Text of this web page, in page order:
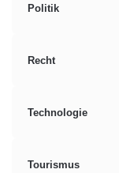
Politik
Recht
Technologie
Tourismus